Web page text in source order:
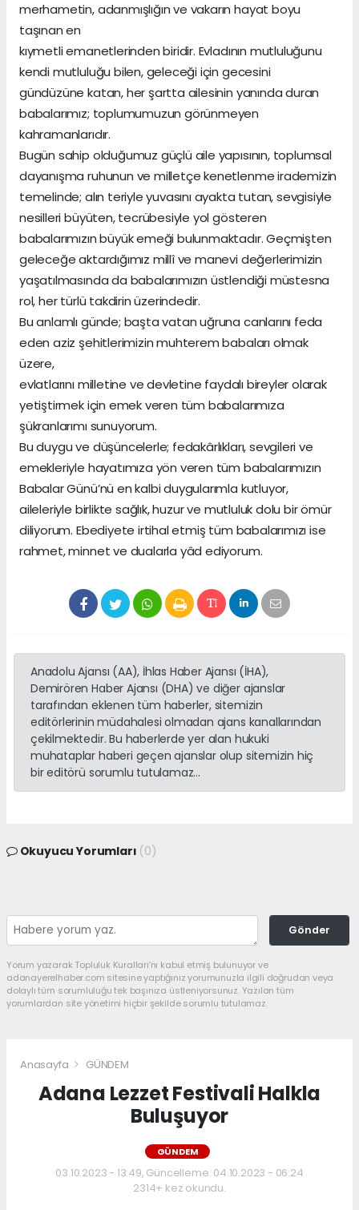
merhametin, adanmışlığın ve vakarın hayat boyu
taşınan en
kıymetli emanetlerinden biridir. Evladının mutluluğunu
kendi mutluluğu bilen, geleceği için gecesini
gündüzüne katan, her şartta ailesinin yanında duran
babalarımız; toplumumuzun görünmeyen
kahramanlarıdır.
Bugün sahip olduğumuz güçlü aile yapısının, toplumsal
dayanışma ruhunun ve milletçe kenetlenme irademizin
temelinde; alın teriyle yuvasını ayakta tutan, sevgisiyle
nesilleri büyüten, tecrübesiyle yol gösteren
babalarımızın büyük emeği bulunmaktadır. Geçmişten
geleceğe aktardığımız millî ve manevi değerlerimizin
yaşatılmasında da babalarımızın üstlendiği müstesna
rol, her türlü takdirin üzerindedir.
Bu anlamlı günde; başta vatan uğruna canlarını feda
eden aziz şehitlerimizin muhterem babaları olmak
üzere,
evlatlarını milletine ve devletine faydalı bireyler olarak
yetiştirmek için emek veren tüm babalarımıza
şükranlarımı sunuyorum.
Bu duygu ve düşüncelerle; fedakârlıkları, sevgileri ve
emekleriyle hayatımıza yön veren tüm babalarımızın
Babalar Günü’nü en kalbi duygularımla kutluyor,
aileleriyle birlikte sağlık, huzur ve mutluluk dolu bir ömür
diliyorum. Ebediyete irtihal etmiş tüm babalarımızı ise
rahmet, minnet ve dualarla yâd ediyorum.
Anadolu Ajansı (AA), İhlas Haber Ajansı (İHA),
Demirören Haber Ajansı (DHA) ve diğer ajanslar
tarafından eklenen tüm haberler, sitemizin
editörlerinin müdahalesi olmadan ajans kanallarından
çekilmektedir. Bu haberlerde yer alan hukuki
muhataplar haberi geçen ajanslar olup sitemizin hiç
bir editörü sorumlu tutulamaz...
Okuyucu Yorumları (0)
Gönder
Yorum yazarak Topluluk Kuralları’nı kabul etmiş bulunuyor ve
adanayerelhaber.com sitesine yaptığınız yorumunuzla ilgili doğrudan veya
dolaylı tüm sorumluluğu tek başınıza üstleniyorsunuz. Yazılan tüm
yorumlardan site yönetimi hiçbir şekilde sorumlu tutulamaz.
Anasayfa GÜNDEM
Adana Lezzet Festivali Halkla
Buluşuyor
GÜNDEM
03.10.2023 - 13:49, Güncelleme: 04.10.2023 - 06:24
2314+ kez okundu.